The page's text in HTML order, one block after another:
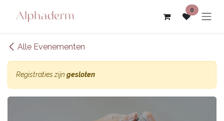
0
Alle Evenementen
Registraties zijn gesloten